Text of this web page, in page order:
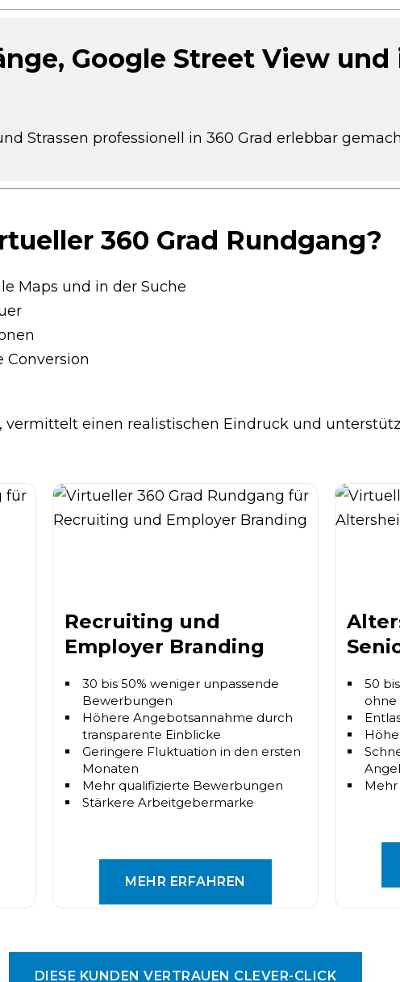
Google Street View
Strassen professionell in 360 Grad erlebbar
360 Grad Rundgang?
Maps und in der Suche
Conversion
vermittelt einen realistischen Eindruck und
Recruiting und
Employer Branding
30 bis 50% weniger unpassende
Bewerbungen
Höhere Angebotsannahme durch
transparente Einblicke
Geringere Fluktuation in den ersten
Monaten
Mehr qualifizierte Bewerbungen
Stärkere Arbeitgebermarke
MEHR ERFAHREN
50
ohne
Mehr
DIESE KUNDEN VERTRAUEN CLEVER-CLICK